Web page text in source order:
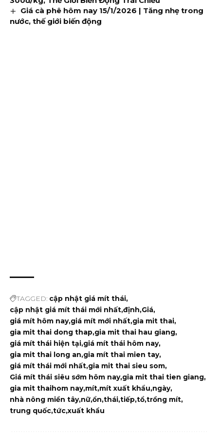
Giá cà phê hôm nay 15/1/2026 | Tăng nhẹ trong
nước, thế giới biến động
TAGGED: cập nhật giá mít thái
cập nhật giá mít thái mới nhất định Giá
giá mít hôm nay giá mít mới nhất gia mit thai
gia mit thai dong thap gia mit thai hau giang
giá mít thái hiện tại giá mít thái hôm nay
gia mit thai long an gia mít thai mien tay
giá mít thái mới nhất gia mit thai sieu som
Giá mít thái siêu sớm hôm nay gia mit thai tien giang
gia mit thaihom nay mít mít xuất khẩu ngày
nhà nông miền tây nữ ổn thái tiếp tổ trồng mít
trung quốc tức xuất khẩu